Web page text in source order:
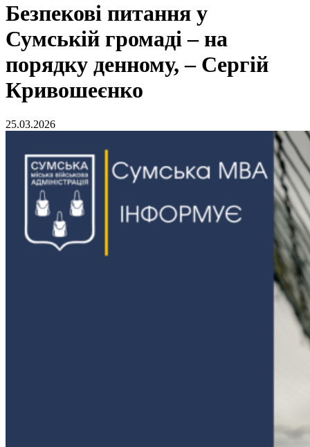
Безпекові питання у
Сумській громаді – на
порядку денному, – Сергій
Кривошеєнко
25.03.2026